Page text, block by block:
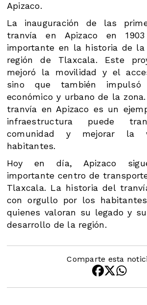
Apizaco.
La inauguración de las
tranvía en Apizaco en
importante en la historia de
región de Tlaxcala. Este
mejoró la movilidad y el
sino que también
económico y urbano de la
tranvía en Apizaco es un
infraestructura puede
comunidad y mejorar la
habitantes.
Hoy en día, Apizaco
importante centro de
Tlaxcala. La historia del
con orgullo por los
quienes valoran su legado y
desarrollo de la región.
Comparte esta